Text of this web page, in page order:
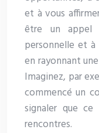
et à vous
être un appel
personnelle et
en rayonnant
Imaginez, par
commencé un
signaler que ce
rencontres.